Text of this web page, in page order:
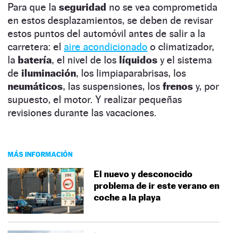
Para que la seguridad no se vea comprometida
en estos desplazamientos, se deben de revisar
estos puntos del automóvil antes de salir a la
carretera: el aire acondicionado o climatizador,
la batería, el nivel de los líquidos y el sistema
de iluminación, los limpiaparabrisas, los
neumáticos, las suspensiones, los frenos y, por
supuesto, el motor. Y realizar pequeñas
revisiones durante las vacaciones.
MÁS INFORMACIÓN
El nuevo y desconocido
problema de ir este verano en
coche a la playa